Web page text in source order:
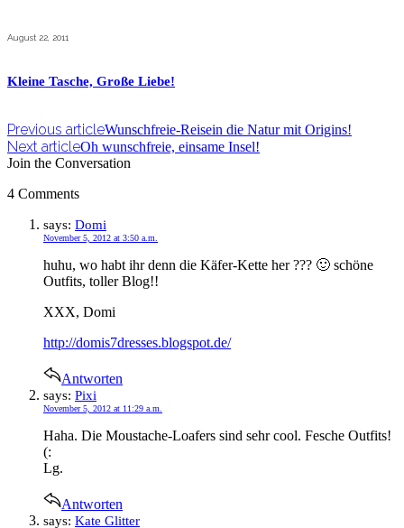
August 22, 2011
Kleine Tasche, Große Liebe!
Previous articleWunschfreie-Reisein die Natur mit Origins!
Next articleOh wunschfreie, einsame Insel!
Join the Conversation
4 Comments
says: Domi
November 5, 2012 at 3:50 a.m.
huhu, wo habt ihr denn die Käfer-Kette her ??? 🙂 schöne
Outfits, toller Blog!!
XXX, Domi
http://domis7dresses.blogspot.de/
Antworten
says: Pixi
November 5, 2012 at 11:29 a.m.
Haha. Die Moustache-Loafers sind sehr cool. Fesche Outfits!
(:
Lg.
Antworten
says: Kate Glitter